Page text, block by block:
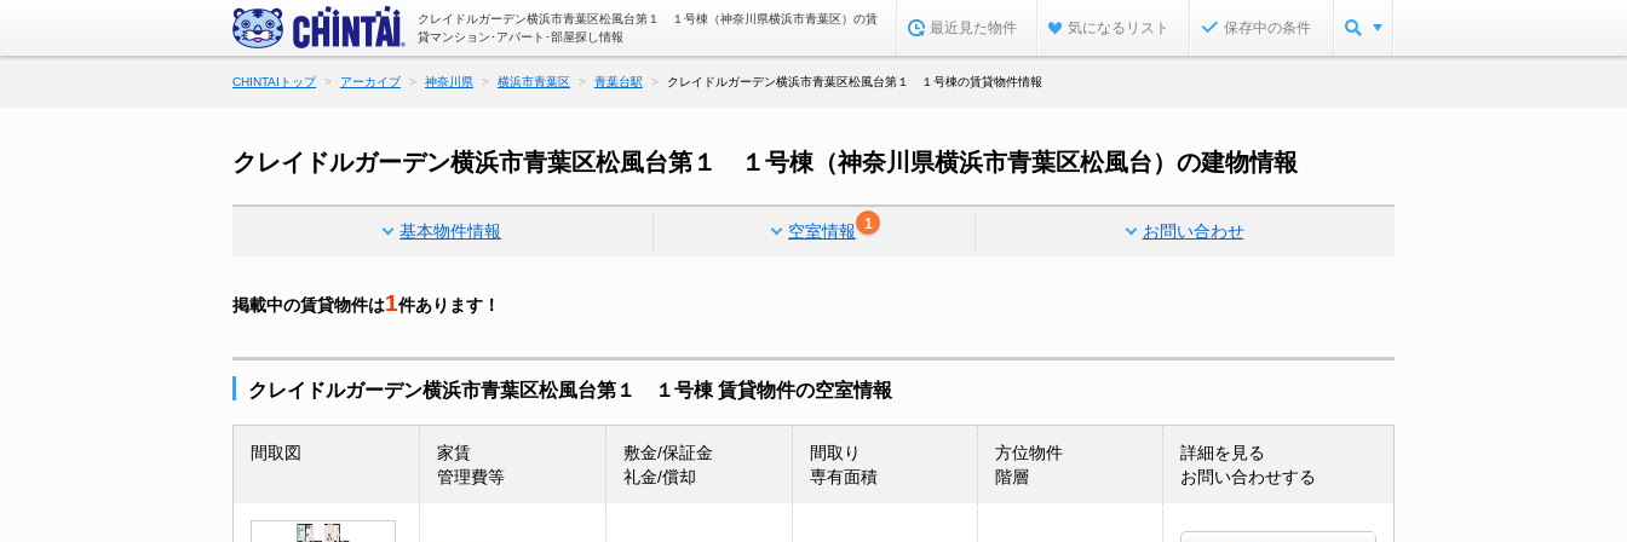
クレイドルガーデン横浜市青葉区松風台第１ １号棟（神奈川県横浜市青葉区）の賃
貸マンション･アパート･部屋探し情報
最近見た物件 気になるリスト 保存中の条件
CHINTAIトップ アーカイブ 神奈川県 横浜市青葉区 青葉台駅 クレイドルガーデン横浜市青葉区松風台第１ １号棟の賃貸物件情報
クレイドルガーデン横浜市青葉区松風台第１ １号棟（神奈川県横浜市青葉区松風台）の建物情報
基本物件情報 空室情報 1 お問い合わせ
掲載中の賃貸物件は1件あります！
クレイドルガーデン横浜市青葉区松風台第１ １号棟 賃貸物件の空室情報
間取図
家賃
管理費等
敷金/保証金
礼金/償却
間取り
専有面積
方位物件
階層
詳細を見る
お問い合わせする